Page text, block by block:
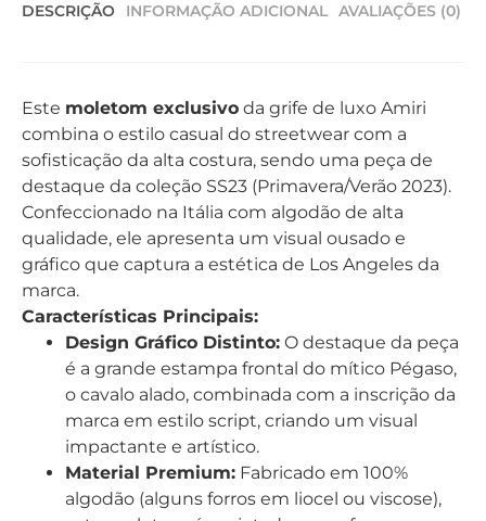
DESCRIÇÃO INFORMAÇÃO ADICIONAL AVALIAÇÕES (0)
Este moletom exclusivo da grife de luxo Amiri
combina o estilo casual do streetwear com a
sofisticação da alta costura, sendo uma peça de
destaque da coleção SS23 (Primavera/Verão 2023).
Confeccionado na Itália com algodão de alta
qualidade, ele apresenta um visual ousado e
gráfico que captura a estética de Los Angeles da
marca.
Características Principais:
Design Gráfico Distinto: O destaque da peça
é a grande estampa frontal do mítico Pégaso,
o cavalo alado, combinada com a inscrição da
marca em estilo script, criando um visual
impactante e artístico.
Material Premium: Fabricado em 100%
algodão (alguns forros em liocel ou viscose),